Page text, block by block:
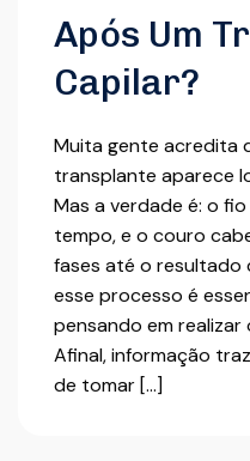
Após Um
Capilar?
Muita gente acredita
transplante aparece
Mas a verdade é: o
tempo, e o couro
fases até o resultado
esse processo é
pensando em
Afinal, informação
de tomar […]